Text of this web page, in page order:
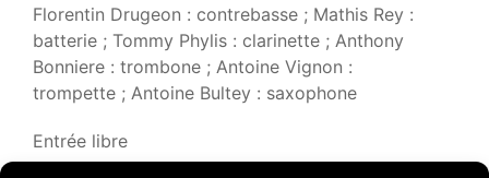
Florentin Drugeon : contrebasse ; Mathis Rey :
batterie ; Tommy Phylis : clarinette ; Anthony
Bonniere : trombone ; Antoine Vignon :
trompette ; Antoine Bultey : saxophone
Entrée libre